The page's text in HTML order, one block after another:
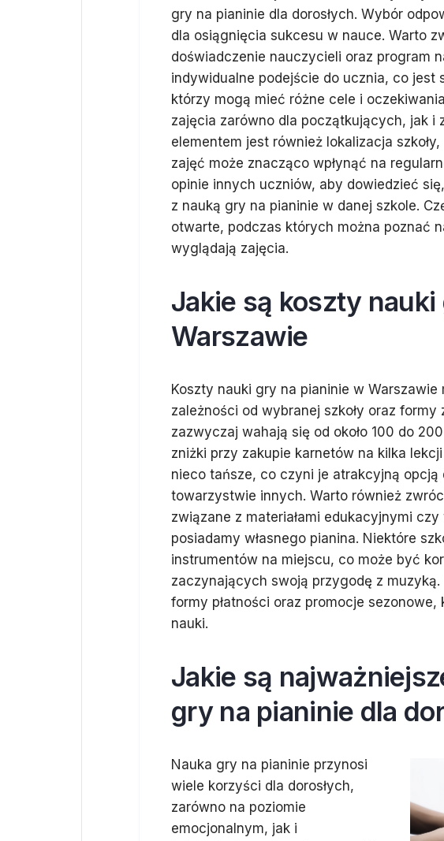
gry na pianinie dla dorosłych. Wybór
dla osiągnięcia sukcesu w nauce. Warto
doświadczenie nauczycieli oraz program
indywidualne podejście do ucznia, co jest
którzy mogą mieć różne cele i
zajęcia zarówno dla początkujących, jak i
elementem jest również lokalizacja
zajęć może znacząco wpłynąć na
opinie innych uczniów, aby dowiedzieć
z nauką gry na pianinie w danej szkole.
otwarte, podczas których można poznać
wyglądają zajęcia.
Jakie są koszty
Warszawie
Koszty nauki gry na pianinie w
zależności od wybranej szkoły oraz
zazwyczaj wahają się od około 100 do
zniżki przy zakupie karnetów na kilka
nieco tańsze, co czyni je atrakcyjną
towarzystwie innych. Warto również
związane z materiałami edukacyjnymi
posiadamy własnego pianina. Niektóre
instrumentów na miejscu, co może być
zaczynających swoją przygodę z
formy płatności oraz promocje
nauki.
Jakie są
gry na pianinie dla
Nauka gry na pianinie przynosi
wiele korzyści dla dorosłych,
zarówno na poziomie
emocjonalnym, jak i